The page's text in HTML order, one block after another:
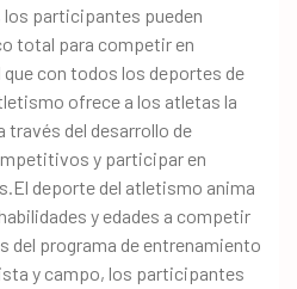
participantes pueden
total para competir en
con todos los deportes de
ofrece a los atletas la
través del desarrollo de
y participar en
deporte del atletismo anima
y edades a competir
del programa de entrenamiento
y campo, los participantes